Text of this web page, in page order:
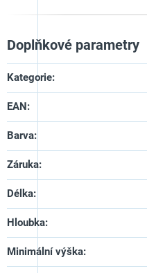
Doplňkové parametry
Kategorie:
EAN:
Barva:
Záruka:
Délka:
Hloubka:
Minimální výška: